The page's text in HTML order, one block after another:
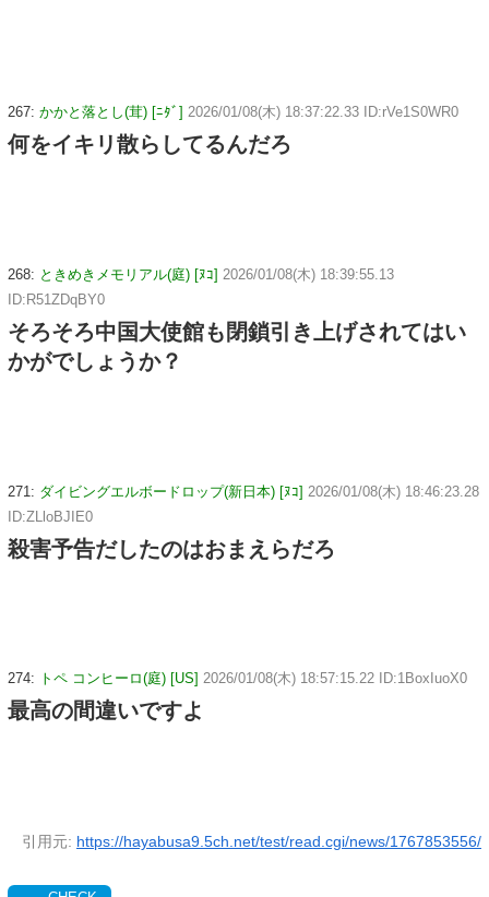
267: かかと落とし(茸) [ﾆﾀﾞ] 2026/01/08(木) 18:37:22.33 ID:rVe1S0WR0
何をイキリ散らしてるんだろ
268: ときめきメモリアル(庭) [ﾇｺ] 2026/01/08(木) 18:39:55.13
ID:R51ZDqBY0
そろそろ中国大使館も閉鎖引き上げされてはい
かがでしょうか？
271: ダイビングエルボードロップ(新日本) [ﾇｺ] 2026/01/08(木) 18:46:23.28
ID:ZLloBJIE0
殺害予告だしたのはおまえらだろ
274: トペ コンヒーロ(庭) [US] 2026/01/08(木) 18:57:15.22 ID:1BoxIuoX0
最高の間違いですよ
引用元: https://hayabusa9.5ch.net/test/read.cgi/news/1767853556/